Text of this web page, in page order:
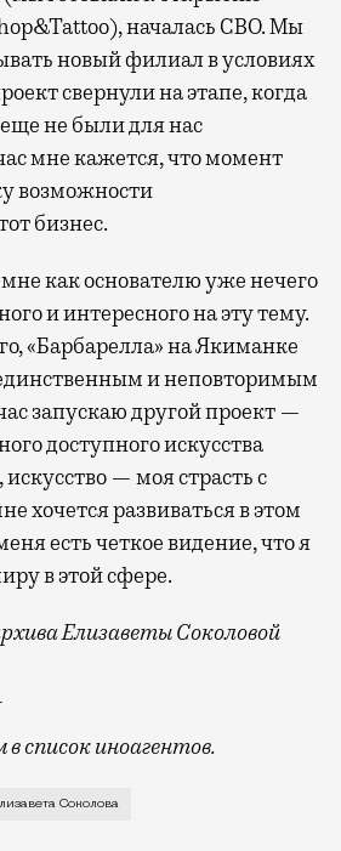
началась СВО. Мы
новый филиал в условиях
свернули на этапе, когда
не были для нас
мне кажется, что момент
возможности
бизнес.
как основателю уже нечего
и интересного на эту тему.
«Барбарелла» на Якиманке
и неповторимым
запускаю другой проект —
доступного искусства
— моя страсть с
хочется развиваться в этом
есть четкое видение, что я
в этой сфере.
Елизаветы Соколовой
список иноагентов.
окончила Всероссийскую
Соколова